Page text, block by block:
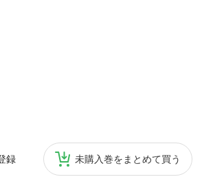
録 未購入巻をまとめて買う